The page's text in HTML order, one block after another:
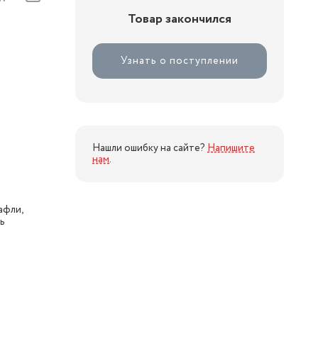
Товар закончился
Узнать о поступлении
Нашли ошибку на сайте? Напишите
нам.